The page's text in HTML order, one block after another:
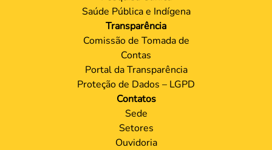
Saúde Pública e Indígena
Transparência
Comissão de Tomada de
Contas
Portal da Transparência
Proteção de Dados – LGPD
Contatos
Sede
Setores
Ouvidoria